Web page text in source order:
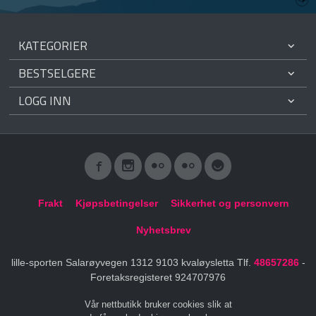
KATEGORIER
BESTSELGERE
LOGG INN
Frakt Kjøpsbetingelser Sikkerhet og personvern
Nyhetsbrev
lille-sporten Salarøyvegen 1312 9103 kvaløysletta Tlf. 48657286-
Foretaksregisteret 924707976
Vår nettbutikk bruker cookies slik at